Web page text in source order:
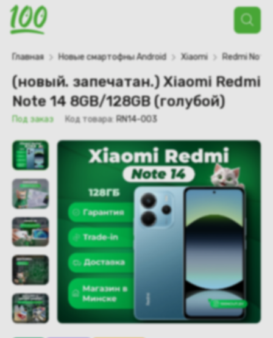
Поиск
товаров
Главная Новые смартофны Android Xiaomi Redmi Note
(новый. запечатан.) Xiaomi Redmi
Note 14 8GB/128GB (голубой)
Под заказ Код товара: RN14-003